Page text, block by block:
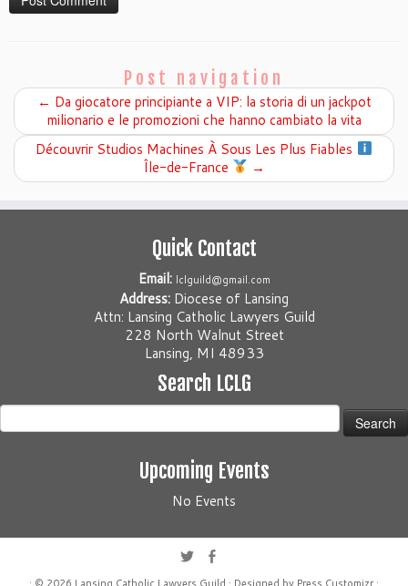
Post navigation
← Da giocatore principiante a VIP: la storia di un jackpot
milionario e le promozioni che hanno cambiato la vita
Découvrir Studios Machines À Sous Les Plus Fiables
Île-de-France
→
Quick Contact
Email: lclguild@gmail.com
Address: Diocese of Lansing
Attn: Lansing Catholic Lawyers Guild
228 North Walnut Street
Lansing, MI 48933
Search LCLG
Search
for:
Upcoming Events
No Events
· © 2026 Lansing Catholic Lawyers Guild · Designed by Press Customizr·